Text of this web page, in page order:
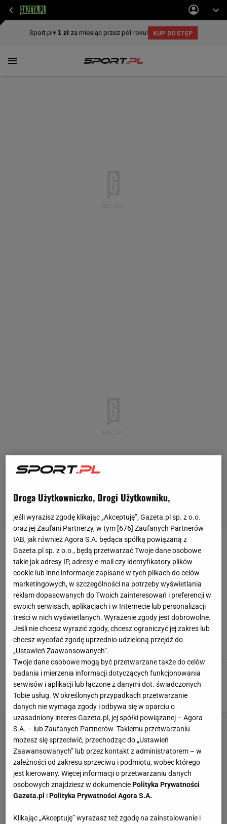
POLSKI ZWIĄZEK BOKSERSKI
21 lat czekania i koniec. Co za wieści! Gołota
aż przyleci do Polski
Hubert Pawlik,13 MARCA 2025, 06:14
Szeremeta nie zdobędzie medalu. Związek
zdecydował. "To był dla mnie cios"
Błażej Winter,23 LUTEGO 2025, 06:58
Klamka zapadła ws. medalu Szeremety. Prezes
potwierdza
Norbert Amlicki,6 LUTEGO 2025, 20:00
Droga Użytkowniczko, Drogi Użytkowniku,
jeśli wyrazisz zgodę klikając „Akceptuję”, Gazeta.pl sp. z o.o.
oraz jej Zaufani Partnerzy, w tym [676] Zaufanych Partnerów
IAB, jak również Agora S.A. będąca spółką powiązaną z
Gazeta.pl sp. z o.o., będą przetwarzać Twoje dane osobowe
takie jak adresy IP, adresy e-mail czy identyfikatory plików
cookie lub inne informacje zapisane w tych plikach do celów
marketingowych, w szczególności na potrzeby wyświetlania
reklam dopasowanych do Twoich zainteresowań i preferencji w
swoich serwisach, aplikacjach i w Internecie lub personalizacji
treści w nich wyświetlanych. Wyrażenie zgody jest dobrowolne.
Jeśli nie chcesz wyrazić zgody, chcesz ograniczyć jej zakres lub
chcesz wycofać zgodę uprzednio udzieloną przejdź do
„Ustawień Zaawansowanych”.
Twoje dane osobowe mogą być przetwarzane także do celów
badania i mierzenia informacji dotyczących funkcjonowania
serwisów i aplikacji lub łączone z danymi dot. świadczonych
Tobie usług. W określonych przypadkach przetwarzanie
danych nie wymaga zgody i odbywa się w oparciu o
uzasadniony interes Gazeta.pl, jej spółki powiązanej – Agora
S.A. – lub Zaufanych Partnerów. Takiemu przetwarzaniu
możesz się sprzeciwić, przechodząc do „Ustawień
Zaawansowanych” lub przez kontakt z administratorem – w
zależności od zakresu sprzeciwu i podmiotu, wobec którego
jest kierowany. Więcej informacji o przetwarzaniu danych
osobowych znajdziesz w dokumenciePolityka Prywatności
Gazeta.pl iPolityka Prywatności Agora S.A.
Klikając „Akceptuję” wyrażasz też zgodę na zainstalowanie i